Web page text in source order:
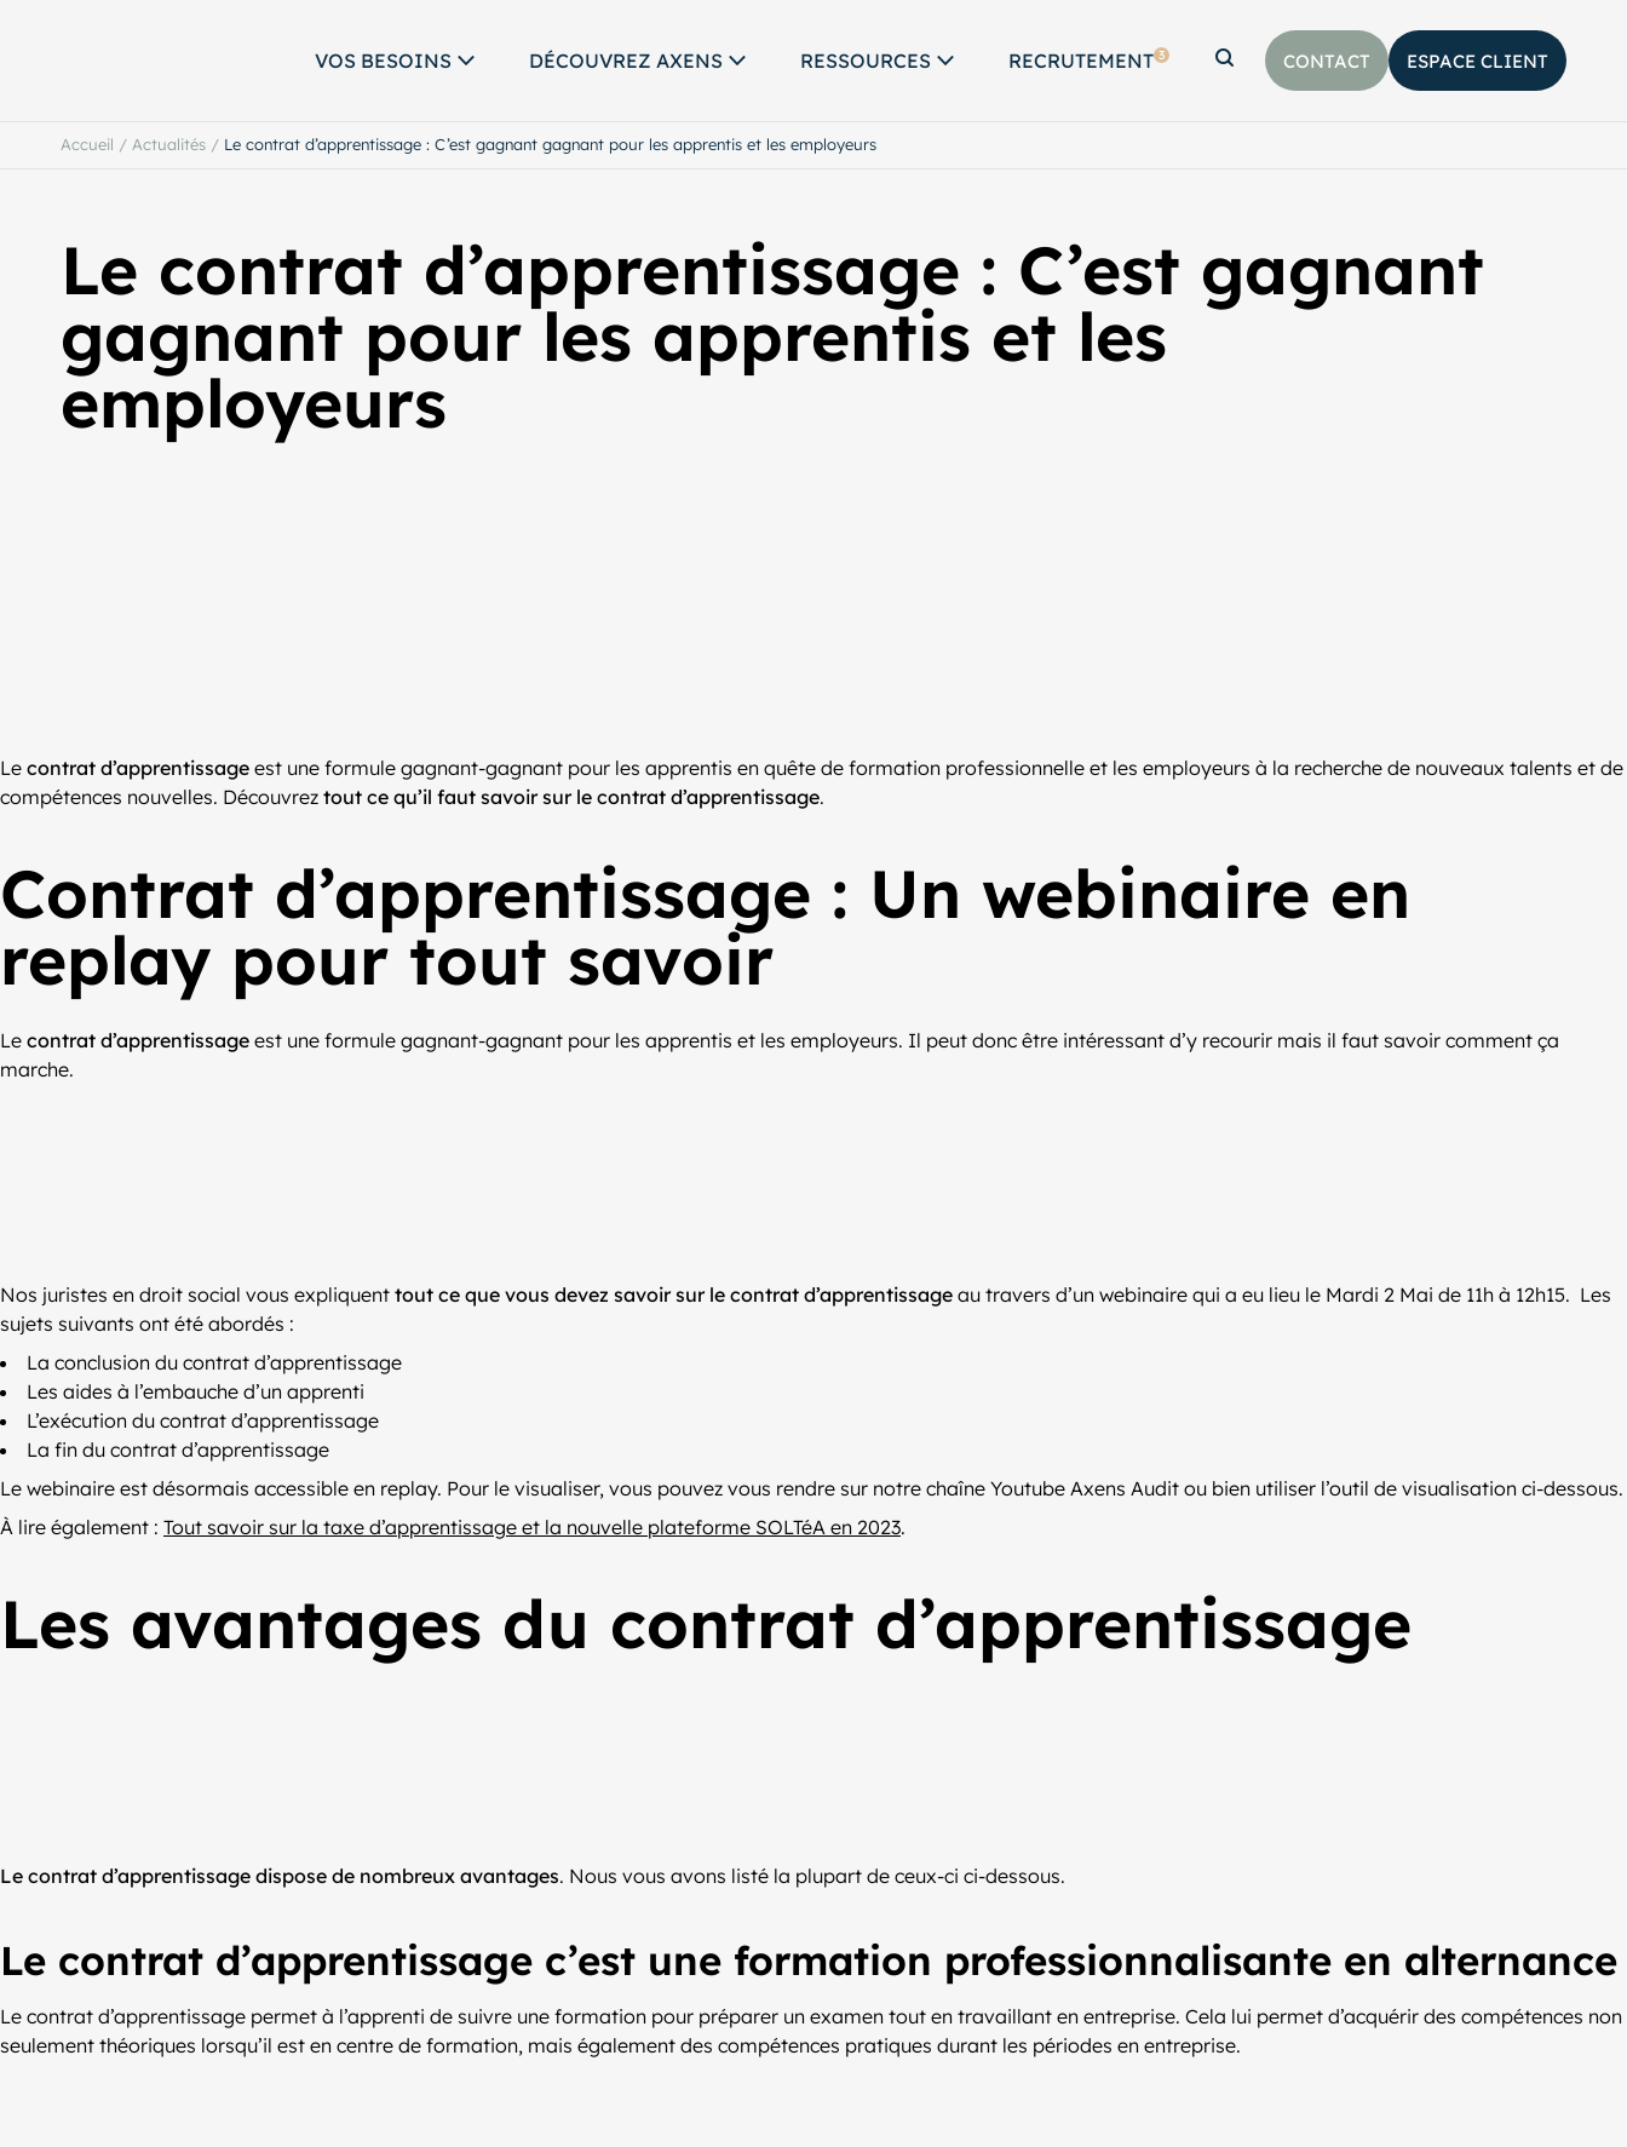
VOS BESOINS DÉCOUVREZ AXENS RESSOURCES RECRUTEMENT 3
Afficher la barre de recherche
CONTACT ESPACE CLIENT
Accueil / Actualités / Le contrat d’apprentissage : C’est gagnant gagnant pour les apprentis et les employeurs
Le contrat d’apprentissage : C’est gagnant
gagnant pour les apprentis et les
employeurs
Le contrat d’apprentissage est une formule gagnant-gagnant pour les apprentis en quête de formation professionnelle et les employeurs à la recherche de nouveaux talents et de
compétences nouvelles. Découvrez tout ce qu’il faut savoir sur le contrat d’apprentissage.
Contrat d’apprentissage : Un webinaire en
replay pour tout savoir
Le contrat d’apprentissage est une formule gagnant-gagnant pour les apprentis et les employeurs. Il peut donc être intéressant d’y recourir mais il faut savoir comment ça
marche.
Nos juristes en droit social vous expliquent tout ce que vous devez savoir sur le contrat d’apprentissage au travers d’un webinaire qui a eu lieu le Mardi 2 Mai de 11h à 12h15. Les
sujets suivants ont été abordés :
La conclusion du contrat d’apprentissage
Les aides à l’embauche d’un apprenti
L’exécution du contrat d’apprentissage
La fin du contrat d’apprentissage
Le webinaire est désormais accessible en replay. Pour le visualiser, vous pouvez vous rendre sur notre chaîne Youtube Axens Audit ou bien utiliser l’outil de visualisation ci-dessous.
À lire également : Tout savoir sur la taxe d’apprentissage et la nouvelle plateforme SOLTéA en 2023.
Les avantages du contrat d’apprentissage
Le contrat d’apprentissage dispose de nombreux avantages. Nous vous avons listé la plupart de ceux-ci ci-dessous.
Le contrat d’apprentissage c’est une formation professionnalisante en alternance
Le contrat d’apprentissage permet à l’apprenti de suivre une formation pour préparer un examen tout en travaillant en entreprise. Cela lui permet d’acquérir des compétences non
seulement théoriques lorsqu’il est en centre de formation, mais également des compétences pratiques durant les périodes en entreprise.